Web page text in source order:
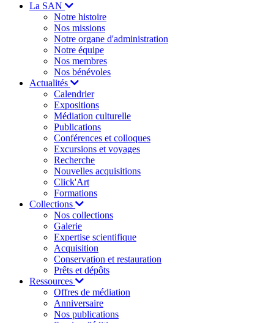
La SAN
Notre histoire
Nos missions
Notre organe d'administration
Notre équipe
Nos membres
Nos bénévoles
Actualités
Calendrier
Expositions
Médiation culturelle
Publications
Conférences et colloques
Excursions et voyages
Recherche
Nouvelles acquisitions
Click'Art
Formations
Collections
Nos collections
Galerie
Expertise scientifique
Acquisition
Conservation et restauration
Prêts et dépôts
Ressources
Offres de médiation
Anniversaire
Nos publications